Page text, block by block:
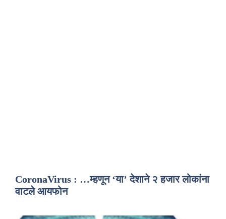
CoronaVirus : …म्हणून ‘या’ देशाने २ हजार लोकांना
वाटले आयफोन